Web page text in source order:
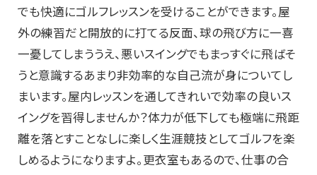
でも快適にゴルフレッスンを受けることができます。屋
外の練習だと開放的に打てる反面、球の飛び方に一喜
一憂してしまううえ、悪いスイングでもまっすぐに飛ばそ
うと意識するあまり非効率的な自己流が身についてし
まいます。屋内レッスンを通してきれいで効率の良いス
イングを習得しませんか？体力が低下しても極端に飛距
離を落とすことなしに楽しく生涯競技としてゴルフを楽
しめるようになりますよ。更衣室もあるので、仕事の合